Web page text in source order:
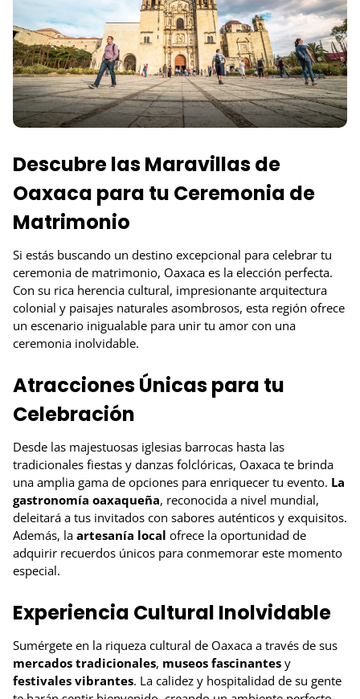
Descubre las Maravillas de
Oaxaca para tu Ceremonia de
Matrimonio
Si estás buscando un destino excepcional para celebrar tu
ceremonia de matrimonio, Oaxaca es la elección perfecta.
Con su rica herencia cultural, impresionante arquitectura
colonial y paisajes naturales asombrosos, esta región ofrece
un escenario inigualable para unir tu amor con una
ceremonia inolvidable.
Atracciones Únicas para tu
Celebración
Desde las majestuosas iglesias barrocas hasta las
tradicionales fiestas y danzas folclóricas, Oaxaca te brinda
una amplia gama de opciones para enriquecer tu evento. La
gastronomía oaxaqueña, reconocida a nivel mundial,
deleitará a tus invitados con sabores auténticos y exquisitos.
Además, la artesanía local ofrece la oportunidad de
adquirir recuerdos únicos para conmemorar este momento
especial.
Experiencia Cultural Inolvidable
Sumérgete en la riqueza cultural de Oaxaca a través de sus
mercados tradicionales, museos fascinantes y
festivales vibrantes. La calidez y hospitalidad de su gente